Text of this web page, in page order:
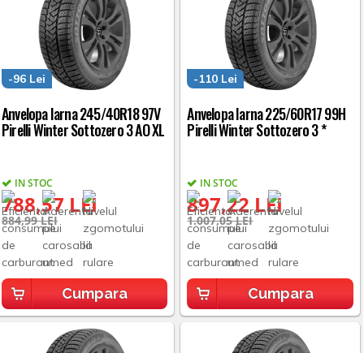
Anvelopa Iarna 245/40R18 97V
Pirelli Winter Sottozero 3 AO XL
IN STOC
788,57 LEI
-96 Lei
884,99 LEI
Cumpara
Anvelopa Iarna 225/60R17 99H
Pirelli Winter Sottozero 3 *
IN STOC
897,22 LEI
-110 Lei
1.007,05 LEI
Cumpara